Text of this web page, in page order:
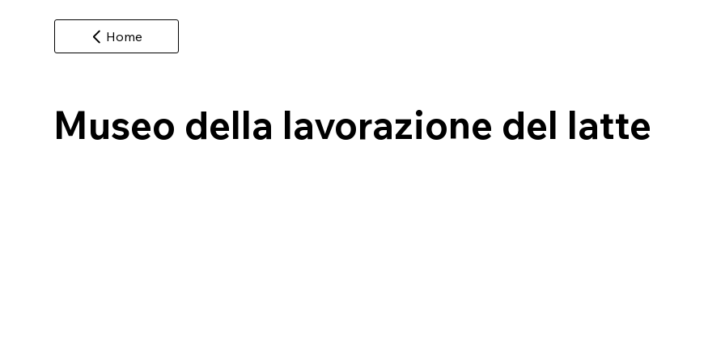
Home
Museo della lavorazione del latte